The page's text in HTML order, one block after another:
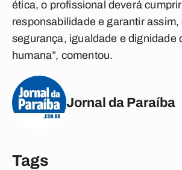
ética, o profissional deverá
responsabilidade e garantir assim,
segurança, igualdade e dignidade
humana”, comentou.
Jornal da Paraíba
Tags